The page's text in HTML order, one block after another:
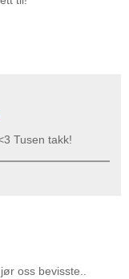
Tusen takk!
oss bevisste..